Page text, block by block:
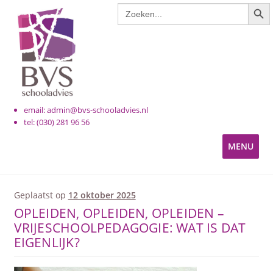
Zoek
naar:
email: admin@bvs-schooladvies.nl
tel: (030) 281 96 56
MENU
PRIMAIR ONDERWIJS
VOORTGEZET ONDERWIJS
Geplaatst op 12 oktober 2025
OPLEIDEN, OPLEIDEN, OPLEIDEN –
VRIJESCHOOLPEDAGOGIE: WAT IS DAT
EIGENLIJK?